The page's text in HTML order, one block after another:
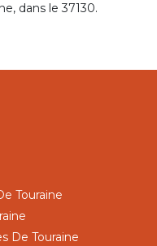
dans le 37130.
Touraine
De Touraine